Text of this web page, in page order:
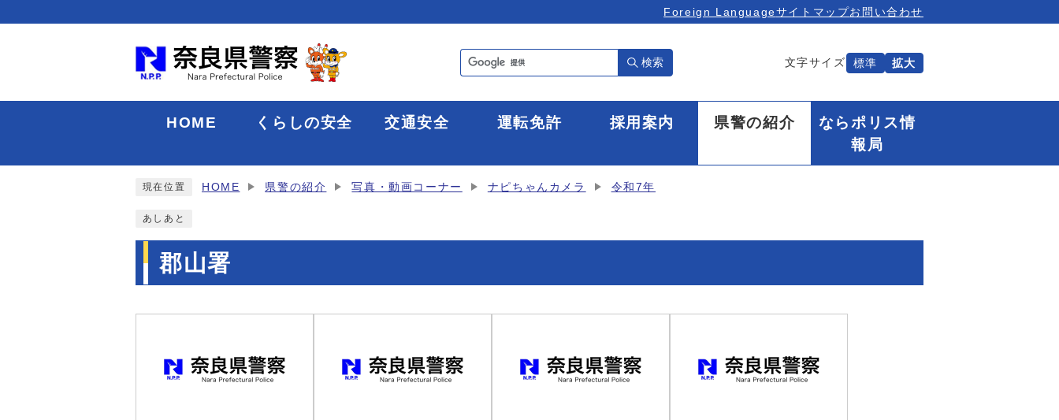
Foreign Languageサイトマップお問い合わせ
検索 文字サイズ 標準 拡大
HOME くらしの安全 交通安全 運転免許 採用案内 県警の紹介
ならポリス情
報局
現在位置 HOME 県警の紹介 写真・動画コーナー ナピちゃんカメラ 令和7年
あしあと
郡山署